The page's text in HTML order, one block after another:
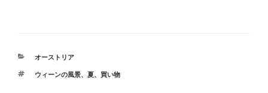
カ
ゴ
オーストリア
タ
ウィーンの風景、 夏、 買い物